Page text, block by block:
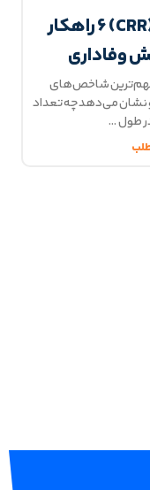
نرخ حفظ مشتری(CRR) 6 راهکار
وفاداری
شاخص‌های
می‌دهد چه تعداد
طول